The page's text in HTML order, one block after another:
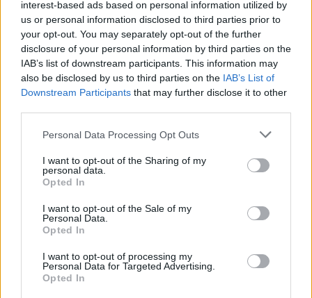
interest-based ads based on personal information utilized by
us or personal information disclosed to third parties prior to
your opt-out. You may separately opt-out of the further
disclosure of your personal information by third parties on the
IAB’s list of downstream participants. This information may
also be disclosed by us to third parties on the IAB’s List of
Downstream Participants that may further disclose it to other
Personal Data Processing Opt Outs
I want to opt-out of the Sharing of my
personal data.
Opted In
I want to opt-out of the Sale of my
Personal Data.
Opted In
I want to opt-out of processing my
Personal Data for Targeted Advertising.
Opted In
Afficher la carte